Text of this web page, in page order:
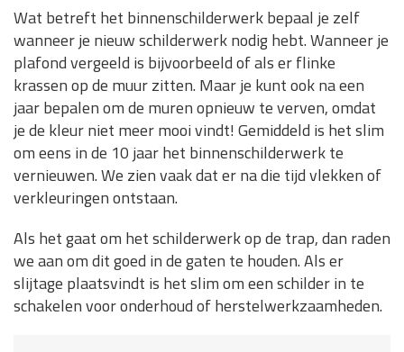
Wat betreft het binnenschilderwerk bepaal je zelf
wanneer je nieuw schilderwerk nodig hebt. Wanneer je
plafond vergeeld is bijvoorbeeld of als er flinke
krassen op de muur zitten. Maar je kunt ook na een
jaar bepalen om de muren opnieuw te verven, omdat
je de kleur niet meer mooi vindt! Gemiddeld is het slim
om eens in de 10 jaar het binnenschilderwerk te
vernieuwen. We zien vaak dat er na die tijd vlekken of
verkleuringen ontstaan.
Als het gaat om het schilderwerk op de trap, dan raden
we aan om dit goed in de gaten te houden. Als er
slijtage plaatsvindt is het slim om een schilder in te
schakelen voor onderhoud of herstelwerkzaamheden.